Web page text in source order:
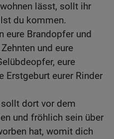
lässt, sollt ihr
du kommen.
eure Brandopfer und
und eure
eure
Erstgeburt eurer Rinder
dort vor dem
und fröhlich sein über
hat, womit dich